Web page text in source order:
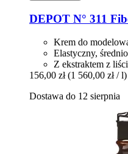
DEPOT N° 311
Krem do
Elastyczny,
Z ekstraktem z
156,00 zł (1 560,00 zł / l)
Dostawa do 12 sierpnia